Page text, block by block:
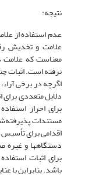
نتیجه:
عدم استفاده از
علامت و تخدیش
معناست که
نرفته است. اثبات
اگرچه در برخی
دلایل متعددی برای
برای احراز
مستندات
اقدامی برای
دستگاهها و غیره
برای اثبات
باشد. بنابراین با